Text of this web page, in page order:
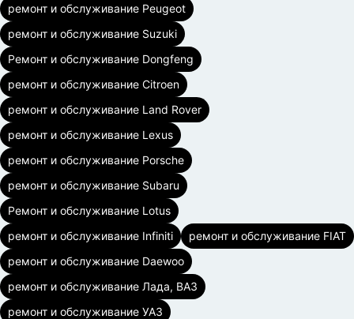
ремонт и обслуживание Peugeot
ремонт и обслуживание Suzuki
Ремонт и обслуживание Dongfeng
ремонт и обслуживание Citroen
ремонт и обслуживание Land Rover
ремонт и обслуживание Lexus
ремонт и обслуживание Porsche
ремонт и обслуживание Subaru
Ремонт и обслуживание Lotus
ремонт и обслуживание Infiniti
ремонт и обслуживание FIAT
ремонт и обслуживание Daewoo
ремонт и обслуживание Лада, ВАЗ
ремонт и обслуживание УАЗ